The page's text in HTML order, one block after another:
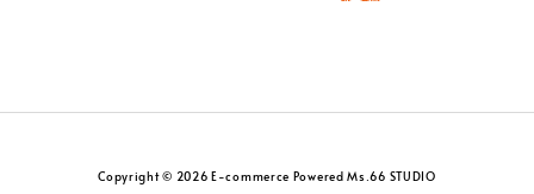
Copyright © 2026 E-commerce Powered Ms.66 STUDIO